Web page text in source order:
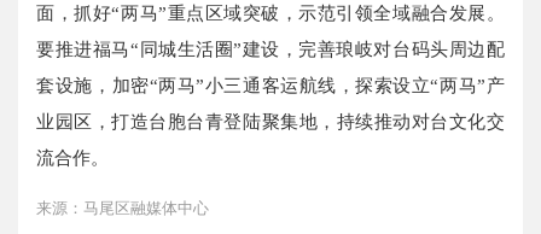
面，抓好“两马”重点区域突破，示范引领全域融合发展。
要推进福马“同城生活圈”建设，完善琅岐对台码头周边配
套设施，加密“两马”小三通客运航线，探索设立“两马”产
业园区，打造台胞台青登陆聚集地，持续推动对台文化交
流合作。
来源：马尾区融媒体中心